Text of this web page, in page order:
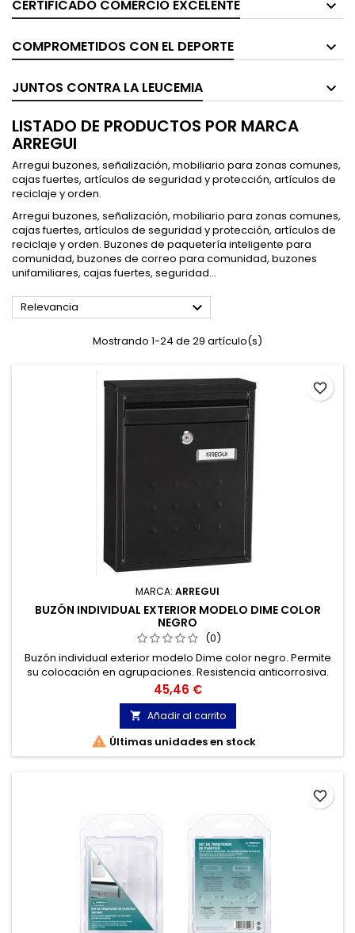
CERTIFICADO COMERCIO EXCELENTE
COMPROMETIDOS CON EL DEPORTE
JUNTOS CONTRA LA LEUCEMIA
LISTADO DE PRODUCTOS POR MARCA
ARREGUI
Arregui buzones, señalización, mobiliario para zonas comunes,
cajas fuertes, artículos de seguridad y protección, artículos de
reciclaje y orden.
Arregui buzones, señalización, mobiliario para zonas comunes,
cajas fuertes, artículos de seguridad y protección, artículos de
reciclaje y orden. Buzones de paquetería inteligente para
comunidad, buzones de correo para comunidad, buzones
unifamiliares, cajas fuertes, seguridad...
Relevancia 
Mostrando 1-24 de 29 artículo(s)
MARCA: ARREGUI
BUZÓN INDIVIDUAL EXTERIOR MODELO DIME COLOR
NEGRO
(0)
Buzón individual exterior modelo Dime color negro. Permite
su colocación en agrupaciones. Resistencia anticorrosiva.
Precio
45,46 €
 Añadir al carrito
 Últimas unidades en stock
favorite_border
favorite_border